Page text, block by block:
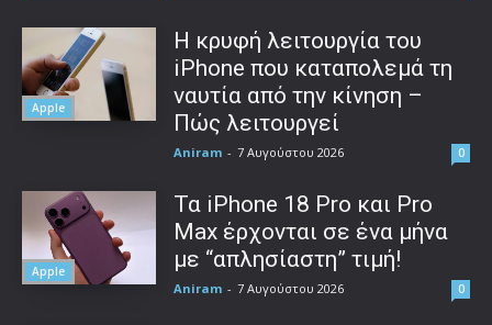
Apple
Η κρυφή λειτουργία του
iPhone που καταπολεμά τη
ναυτία από την κίνηση –
Πώς λειτουργεί
Aniram - 7 Αυγούστου 2026 0
Apple
Τα iPhone 18 Pro και Pro
Max έρχονται σε ένα μήνα
με “απλησίαστη” τιμή!
Aniram - 7 Αυγούστου 2026 0